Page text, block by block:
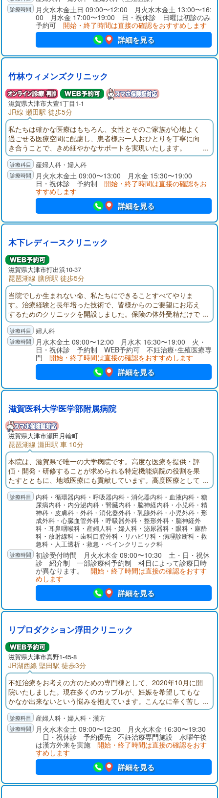
月火水木金土日 09:00〜12:00 月火水木金土 13:00〜16:
00 月水金 17:00〜19:00 日・祝休診 日曜は初診のみ
予約可 開始・終了時間は直接の確認をおすすめします
詳細を見る
竹林ウィメンズクリニック
滋賀県大津市大萱1丁目1-1
JR線 瀬田駅 徒歩5分
私たちは確かな医療はもちろん、女性とそのご家族が心地よく
過ごせる医療空間に配慮し、患者様お一人おひとりを丁寧に向
き合うことで、きめ細やかなサポートを実現いたします。
産婦人科・婦人科
月火水木金土 09:00〜13:00 月水金 15:30〜19:00
日・祝休診 予約制 開始・終了時間は直接の確認をお
すすめします
詳細を見る
木下レディースクリニック
滋賀県大津市打出浜10-37
琵琶湖線 膳所駅 徒歩5分
当院でしか生まれない命、私たちにできることすべてやりま
す。治療経験と長年培った技術で、皆様からのご要望にお応え
するためのクリニックを開設しました。保険の体外受精だけで
なく、自費の体外受精で更なる選択肢を提供できます。ぜひ、
一人で悩まず当院で相談してみて下さい。
婦人科
月水木金土 09:00〜12:00 月水木 16:30〜19:00 火・
日・祝休診 予約制 WEB予約可 不妊治療･生殖医療専
門 開始・終了時間は直接の確認をおすすめします
詳細を見る
滋賀医科大学医学部附属病院
滋賀県大津市瀬田月輪町
琵琶湖線 瀬田駅 車 10分
本院は、滋賀県で唯一の大学病院です。高度な医療を提供・評
価・開発・研修することが求められる特定機能病院の役割を果
たすとともに、地域医療にも貢献しています。高度医療として
「がん医療」「新生児・産科医療」「アレルギー医療」「難病
医療」「救急・災害医療」などの充実に取り組んでいます。
内科・循環器内科・呼吸器内科・消化器内科・血液内科・糖
尿病内科・内分泌内科・腎臓内科・脳神経内科・小児科・精
神科・皮膚科・外科・消化器外科・乳腺外科・小児外科・形
成外科・心臓血管外科・呼吸器外科・整形外科・脳神経外
科・耳鼻咽喉科・産婦人科・婦人科・泌尿器科・眼科・麻酔
科・放射線科・歯科口腔外科・リハビリ科・病理診断科・救
急科・人工透析・救急・ペインクリニック科
初診受付時間 月火水木金 09:00〜10:30 土・日・祝休
診 紹介制 一部診療科予約制 科目によって診療日時
が異なります。 開始・終了時間は直接の確認をおすす
めします
詳細を見る
リプロダクション浮田クリニック
滋賀県大津市真野1-45-8
JR湖西線 堅田駅 徒歩3分
不妊治療をお考えの方のための専門棟として、2020年10月に開
院いたしました。現在多くのカップルが、妊娠を希望してもな
かなか出来ないという悩みを抱えています。こんなに辛く苦し
いことはありません。その苦しみを私たちにサポートさせて下
さい。一般不妊治療から高度生殖医療（ART）、漢方を用いた
不妊治療・体質改善など、様々な治療方法をご提案します。ま
ずはお気軽にお話をお聞かせください。
産婦人科・婦人科・漢方
月火水木金土 09:00〜12:30 月火水木金 16:30〜19:30
日・祝休診 予約優先 不妊治療専門施設 水曜午後
は漢方外来を実施 開始・終了時間は直接の確認をおす
すめします
詳細を見る